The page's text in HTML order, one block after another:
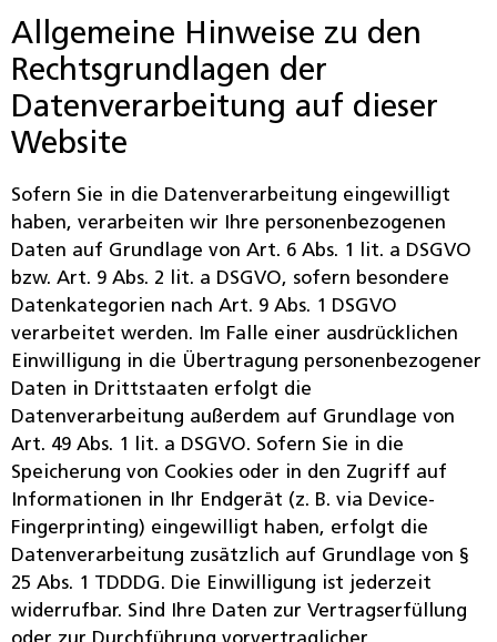
Allgemeine Hinweise zu den
Rechtsgrundlagen der
Datenverarbeitung auf dieser
Website
Sofern Sie in die Datenverarbeitung eingewilligt
haben, verarbeiten wir Ihre personenbezogenen
Daten auf Grundlage von Art. 6 Abs. 1 lit. a DSGVO
bzw. Art. 9 Abs. 2 lit. a DSGVO, sofern besondere
Datenkategorien nach Art. 9 Abs. 1 DSGVO
verarbeitet werden. Im Falle einer ausdrücklichen
Einwilligung in die Übertragung personenbezogener
Daten in Drittstaaten erfolgt die
Datenverarbeitung außerdem auf Grundlage von
Art. 49 Abs. 1 lit. a DSGVO. Sofern Sie in die
Speicherung von Cookies oder in den Zugriff auf
Informationen in Ihr Endgerät (z. B. via Device-
Fingerprinting) eingewilligt haben, erfolgt die
Datenverarbeitung zusätzlich auf Grundlage von §
25 Abs. 1 TDDDG. Die Einwilligung ist jederzeit
widerrufbar. Sind Ihre Daten zur Vertragserfüllung